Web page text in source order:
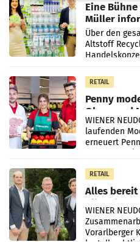
Eine
Müller
Über den
Altstoff
„Kreislauf-
Müller-Filialen
RETAIL
Penny
Ober- und
WIENER
laufenden
erneuert
RETAIL
Alles bereit
Albrecht
WIENER
Vorarlberger